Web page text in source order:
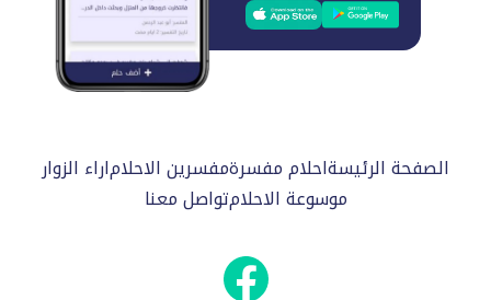
الصفحة الرئيسةاحلام مفسرةمفسرين الاحلاماراء الزوار
موسوعة الاحلامتواصل معنا